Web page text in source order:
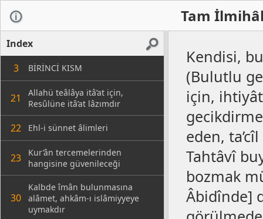
Tam
Index
3
BİRİNCİ KISM
21
Allahü teâlâya itâ’at için,
Resûlüne itâ’at lâzımdır
22 Ehl-i sünnet âlimleri
23
Kur’ân tercemelerinden
hangisine güvenileceği
30
Kalbde îmân bulunmasına
alâmet, ahkâm-ı islâmiyyeye
uymakdır
Kendisi,
(Bulutlu
için,
eden,
Tahtâvî
bozmak
Âbidînde]